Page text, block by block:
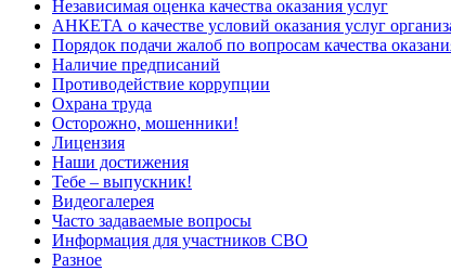
Независимая оценка качества оказания услуг
АНКЕТА о качестве условий оказания услуг
Порядок подачи жалоб по вопросам качества
Наличие предписаний
Противодействие коррупции
Охрана труда
Осторожно, мошенники!
Лицензия
Наши достижения
Тебе – выпускник!
Видеогалерея
Часто задаваемые вопросы
Информация для участников СВО
Разное